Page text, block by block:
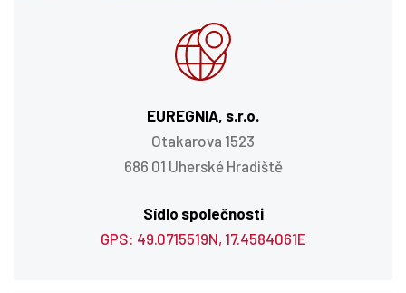
EUREGNIA, s.r.o.
Otakarova 1523
686 01 Uherské Hradiště
Sídlo společnosti
GPS: 49.0715519N, 17.4584061E